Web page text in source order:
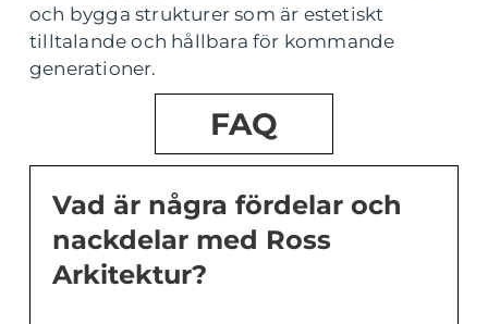
och bygga strukturer som är estetiskt
tilltalande och hållbara för kommande
generationer.
FAQ
Vad är några fördelar och
nackdelar med Ross
Arkitektur?